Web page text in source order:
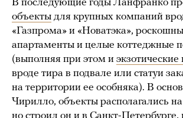
В последующие годы Ланфранко
объекты для крупных компаний
«Газпрома» и «Новатэка»,
апартаменты и целые коттеджные
(выполняя при этом и
вроде тира в подвале или статуи
на территории ее особняка). В
Чирилло, объекты располагались
но строил он и в Санкт-Петербурге,